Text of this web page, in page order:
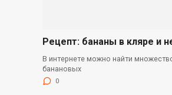
Рецепт: бананы в кляре и
В интернете можно найти
банановых
0